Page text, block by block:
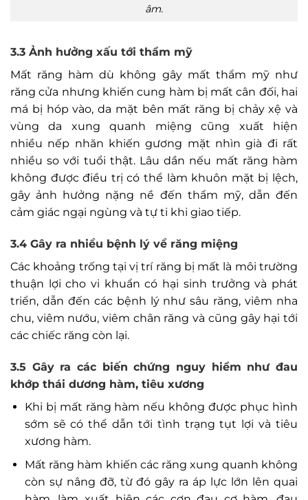
âm.
3.3 Ảnh hưởng xấu tới thẩm mỹ
Mất răng hàm dù không gây mất thẩm mỹ như
răng cửa nhưng khiến cung hàm bị mất cân đối, hai
má bị hóp vào, da mặt bên mất răng bị chảy xệ và
vùng da xung quanh miệng cũng xuất hiện
nhiều nếp nhăn khiến gương mặt nhìn già đi rất
nhiều so với tuổi thật. Lâu dần nếu mất răng hàm
không được điều trị có thể làm khuôn mặt bị lệch,
gây ảnh hưởng nặng nề đến thẩm mỹ, dẫn đến
cảm giác ngại ngùng và tự ti khi giao tiếp.
3.4 Gây ra nhiều bệnh lý về răng miệng
Các khoảng trống tại vị trí răng bị mất là môi trường
thuận lợi cho vi khuẩn có hại sinh trưởng và phát
triển, dẫn đến các bệnh lý như sâu răng, viêm nha
chu, viêm nướu, viêm chân răng và cũng gây hại tới
các chiếc răng còn lại.
3.5 Gây ra các biến chứng nguy hiểm như đau
khớp thái dương hàm, tiêu xương
Khi bị mất răng hàm nếu không được phục hình
sớm sẽ có thể dẫn tới tình trạng tụt lợi và tiêu
xương hàm.
Mất răng hàm khiến các răng xung quanh không
còn sự nâng đỡ, từ đó gây ra áp lực lớn lên quai